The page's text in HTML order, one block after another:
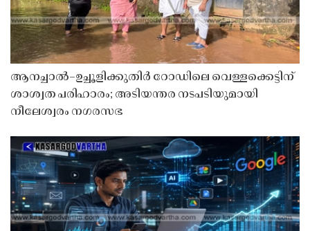
ആനച്ചാൽ–ഉച്ചൂളിക്കുതിർ റോഡിലെ വെള്ളക്കെട്ടിന്
ശാശ്വത പരിഹാരം; അടിയന്തര നടപടിയുമായി
നീലേശ്വരം നഗരസഭ